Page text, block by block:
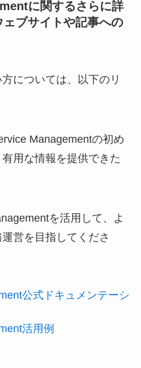
に関するさらに詳
ブサイトや記事への
については、以下のリ
Managementの初め
用な情報を提供できた
を活用して、よ
営を目指してくださ
公式ドキュメンテーシ
活用例